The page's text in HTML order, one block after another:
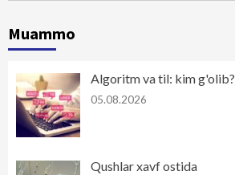
Muammo
Algoritm va til: kim g'olib?
05.08.2026
Qushlar xavf ostida